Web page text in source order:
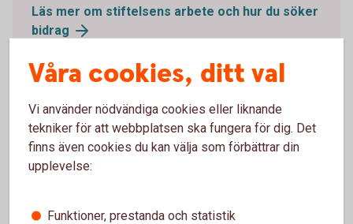
Läs mer om stiftelsens arbete och hur du söker
bidrag
För oss är alla föreningar inom idrott och inte minst
kultur, viktiga krafter som skapar sammanhållning
och trygga barn och ungdomar här i vår
Våra cookies, ditt val
Vi använder nödvändiga cookies eller liknande
tekniker för att webbplatsen ska fungera för dig. Det
finns även cookies du kan välja som förbättrar din
upplevelse:
Funktioner, prestanda och statistik